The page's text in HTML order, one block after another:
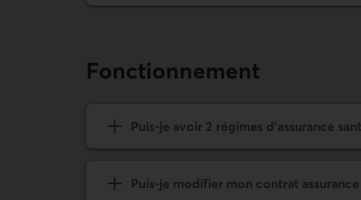
Fonctionne­ment
Puis-je avoir 2 régimes d’assurance
Puis-je modifier mon contrat